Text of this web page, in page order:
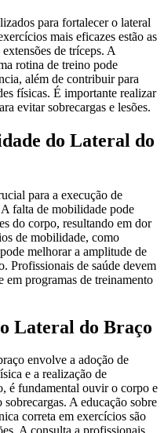
para fortalecer o lateral
mais eficazes estão as
de tríceps. A
rotina de treino pode
além de contribuir para
físicas. É importante realizar
evitar sobrecargas e lesões.
do Lateral do
para a execução de
falta de mobilidade pode
do corpo, resultando em dor
de mobilidade, como
melhorar a amplitude de
Profissionais de saúde devem
programas de treinamento
Lateral do Braço
envolve a adoção de
e a realização de
é fundamental ouvir o corpo e
A educação sobre
correta em exercícios são